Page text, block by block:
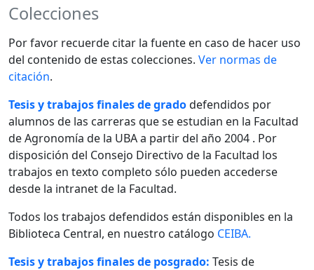
Colecciones
Por favor recuerde citar la fuente en caso de hacer uso
del contenido de estas colecciones. Ver normas de
citación.
Tesis y trabajos finales de gradodefendidos por
alumnos de las carreras que se estudian en la Facultad
de Agronomía de la UBA a partir del año 2004 . Por
disposición del Consejo Directivo de la Facultad los
trabajos en texto completo sólo pueden accederse
desde la intranet de la Facultad.
Todos los trabajos defendidos están disponibles en la
Biblioteca Central, en nuestro catálogo CEIBA.
Tesis y trabajos finales de posgrado: Tesis de